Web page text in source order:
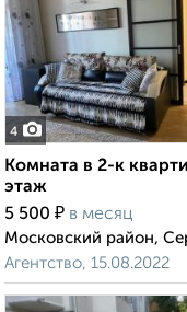
4
Комната в 2-к
этаж
5 500 ₽ в месяц
Московский район,
Агентство, 15.08.2022